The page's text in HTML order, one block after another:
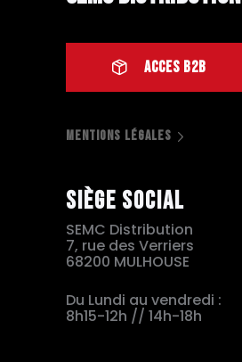
ACCES B2B
MENTIONS LÉGALES
Siège social
SEMC Distribution
7, rue des Verriers
68200 MULHOUSE
Du Lundi au vendredi :
8h15-12h // 14h-18h